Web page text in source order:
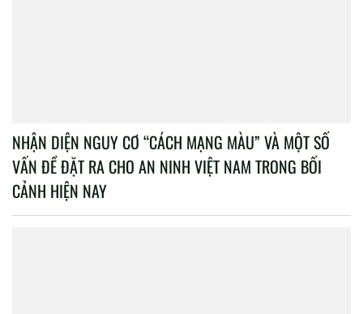
NHẬN DIỆN NGUY CƠ “CÁCH MẠNG MÀU” VÀ MỘT SỐ
VẤN ĐỀ ĐẶT RA CHO AN NINH VIỆT NAM TRONG BỐI
CẢNH HIỆN NAY